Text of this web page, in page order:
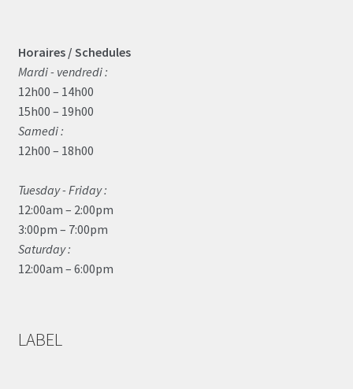
Horaires / Schedules
Mardi - vendredi :
12h00 – 14h00
15h00 – 19h00
Samedi :
12h00 – 18h00
Tuesday - Friday :
12:00am – 2:00pm
3:00pm – 7:00pm
Saturday :
12:00am – 6:00pm
LABEL